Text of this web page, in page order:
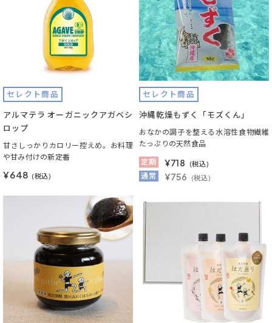
セレクト商品
アルマテラ オーガニックアガベシ
ロップ
甘さしっかりカロリー控えめ。お料理
や甘み付けの新定番
¥648 (税込)
セレクト商品
沖縄乾燥もずく「モズくん」
おなかの調子を整える水溶性食物繊維
たっぷりの天然食品
定期
¥718 (税込)
通常 ¥756 (税込)